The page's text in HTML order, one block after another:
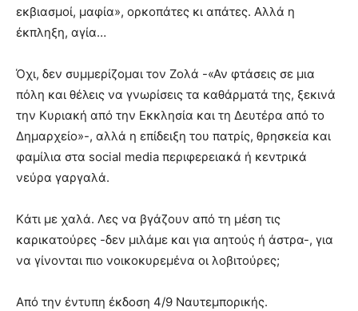
εκβιασμοί, μαφία», ορκοπάτες κι απάτες. Αλλά η
έκπληξη, αγία…
Όχι, δεν συμμερίζομαι τον Ζολά -«Αν φτάσεις σε μια
πόλη και θέλεις να γνωρίσεις τα καθάρματά της, ξεκινά
την Κυριακή από την Εκκλησία και τη Δευτέρα από το
Δημαρχείο»-, αλλά η επίδειξη του πατρίς, θρησκεία και
φαμίλια στα social media περιφερειακά ή κεντρικά
νεύρα γαργαλά.
Kάτι με χαλά. Λες να βγάζουν από τη μέση τις
καρικατούρες -δεν μιλάμε και για αητούς ή άστρα-, για
να γίνονται πιο νοικοκυρεμένα οι λοβιτούρες;
Από την έντυπη έκδοση 4/9 Ναυτεμπορικής.